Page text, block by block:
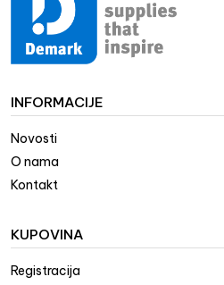
INFORMACIJE
Novosti
O nama
Kontakt
KUPOVINA
Registracija